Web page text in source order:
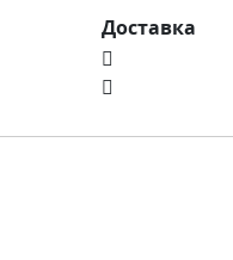
Доставка